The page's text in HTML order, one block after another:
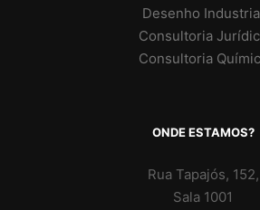
Desenho
Consultoria
Consultoria
ONDE ESTAMOS?
Rua Tapajós, 152,
Sala 1001